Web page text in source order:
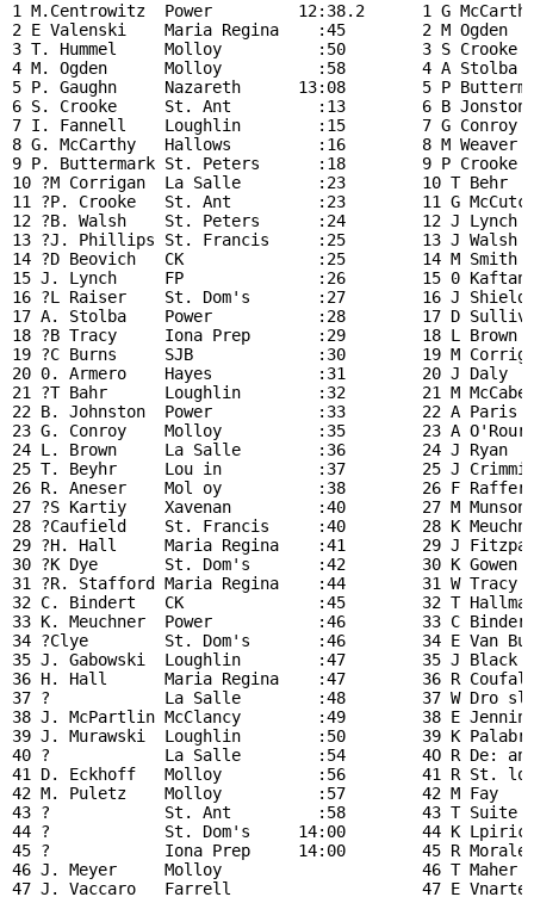
1 M.Centrowitz  Power         12:38.2      1 G
2 E Valenski    Maria Regina    :45        2 M Ogden
3 T. Hummel     Molloy          :50        3 S
4 M. Ogden      Molloy          :58        4 A Stolba
5 P. Gaughn     Nazareth      13:08        5 P
6 S. Crooke     St. Ant         :13        6 B Jonston
7 I. Fannell    Loughlin        :15        7 G Conroy
8 G. McCarthy   Hallows         :16        8 M Weaver
9 P. Buttermark St. Peters      :18        9 P Crooke
10 ?M Corrigan  La Salle        :23        10 T Behr
11 ?P. Crooke   St. Ant         :23        11 G
12 ?B. Walsh    St. Peters      :24        12 J Lynch
13 ?J. Phillips St. Francis     :25        13 J Walsh
14 ?D Beovich   CK              :25        14 M
15 J. Lynch     FP              :26        15 0
16 ?L Raiser    St. Dom's       :27        16 J
17 A. Stolba    Power           :28        17 D
18 ?B Tracy     Iona Prep       :29        18 L Brown
19 ?C Burns     SJB             :30        19 M
20 0. Armero    Hayes           :31        20 J Daly
21 ?T Bahr      Loughlin        :32        21 M
22 B. Johnston  Power           :33        22 A
23 G. Conroy    Molloy          :35        23 A
24 L. Brown     La Salle        :36        24 J Ryan
25 T. Beyhr     Lou in          :37        25 J
26 R. Aneser    Mol oy          :38        26 F
27 ?S Kartiy    Xavenan         :40        27 M
28 ?Caufield    St. Francis     :40        28 K
29 ?H. Hall     Maria Regina    :41        29 J
30 ?K Dye       St. Dom's       :42        30 K
31 ?R. Stafford Maria Regina    :44        31 W Tracy
32 C. Bindert   CK              :45        32 T
33 K. Meuchner  Power           :46        33 C
34 ?Clye        St. Dom's       :46        34 E Van
35 J. Gabowski  Loughlin        :47        35 J
36 H. Hall      Maria Regina    :47        36 R
37 ?            La Salle        :48        37 W
38 J. McPartlin McClancy        :49        38 E
39 J. Murawski  Loughlin        :50        39 K
40 ?            La Salle        :54        4O R De:
41 D. Eckhoff   Molloy          :56        41 R St.
42 M. Puletz    Molloy          :57        42 M Fay
43 ?            St. Ant         :58        43 T Suite
44 ?            St. Dom's     14:00        44 K
45 ?            Iona Prep     14:00        45 R
46 J. Meyer     Molloy                     46 T
47 J. Vaccaro   Farrell                    47 E Vnarte